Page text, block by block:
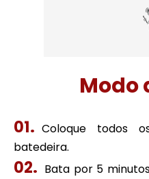
Modo
Coloque todos
batedeira.
Bata por 5